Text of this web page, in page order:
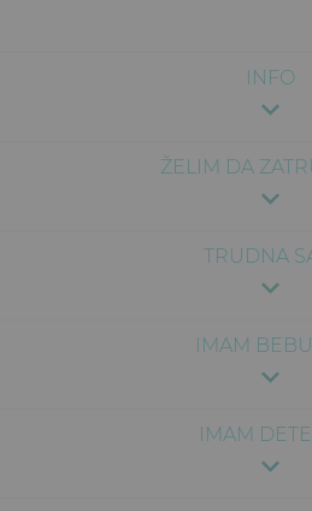
INFO
ŽELIM DA
TRUDNA
IMAM
IMAM